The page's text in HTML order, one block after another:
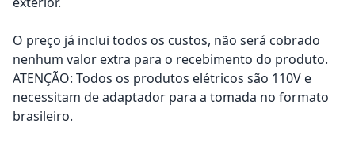
O preço já inclui todos os custos, não será cobrado
nenhum valor extra para o recebimento do produto.
ATENÇÃO: Todos os produtos elétricos são 110V e
necessitam de adaptador para a tomada no formato
brasileiro.